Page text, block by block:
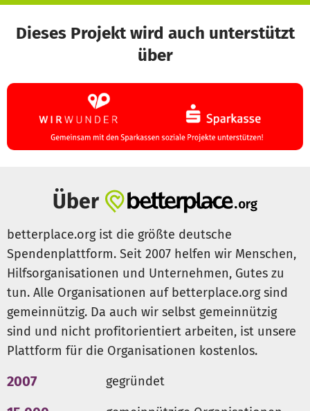
Dieses Projekt wird auch unterstützt
über
Über
betterplace.org ist die größte deutsche
Spendenplattform. Seit 2007 helfen wir Menschen,
Hilfsorganisationen und Unternehmen, Gutes zu
tun. Alle Organisationen auf betterplace.org sind
gemeinnützig. Da auch wir selbst gemeinnützig
sind und nicht profitorientiert arbeiten, ist unsere
Plattform für die Organisationen kostenlos.
2007 gegründet